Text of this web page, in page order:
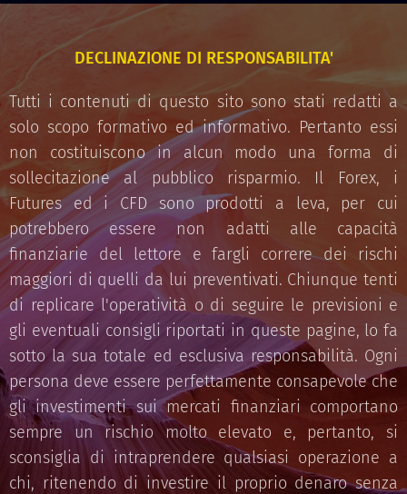
DECLINAZIONE DI RESPONSABILITA'
Tutti i contenuti di questo sito sono stati redatti a
solo scopo formativo ed informativo. Pertanto essi
non costituiscono in alcun modo una forma di
sollecitazione al pubblico risparmio. Il Forex, i
Futures ed i CFD sono prodotti a leva, per cui
potrebbero essere non adatti alle capacità
finanziarie del lettore e fargli correre dei rischi
maggiori di quelli da lui preventivati. Chiunque tenti
di replicare l'operatività o di seguire le previsioni e
gli eventuali consigli riportati in queste pagine, lo fa
sotto la sua totale ed esclusiva responsabilità. Ogni
persona deve essere perfettamente consapevole che
gli investimenti sui mercati finanziari comportano
sempre un rischio molto elevato e, pertanto, si
sconsiglia di intraprendere qualsiasi operazione a
chi, ritenendo di investire il proprio denaro senza